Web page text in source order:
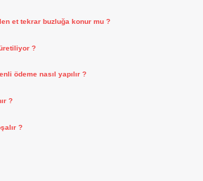
et tekrar buzluğa konur mu ?
?
ödeme nasıl yapılır ?
?
?